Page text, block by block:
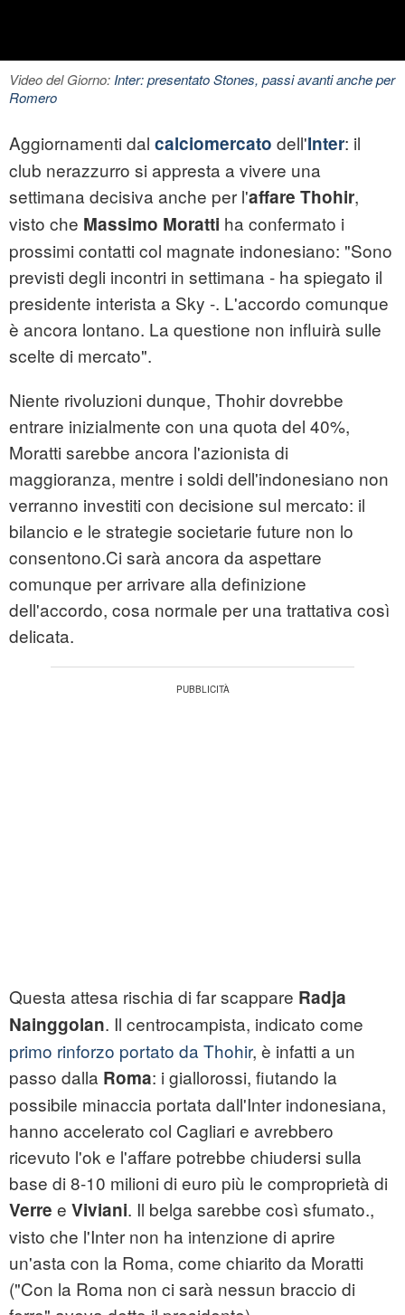
Video del Giorno: Inter: presentato Stones, passi avanti anche per
Romero
Aggiornamenti dal calciomercato dell'Inter: il
club nerazzurro si appresta a vivere una
settimana decisiva anche per l'affare Thohir,
visto che Massimo Moratti ha confermato i
prossimi contatti col magnate indonesiano: "Sono
previsti degli incontri in settimana - ha spiegato il
presidente interista a Sky -. L'accordo comunque
è ancora lontano. La questione non influirà sulle
scelte di mercato".
Niente rivoluzioni dunque, Thohir dovrebbe
entrare inizialmente con una quota del 40%,
Moratti sarebbe ancora l'azionista di
maggioranza, mentre i soldi dell'indonesiano non
verranno investiti con decisione sul mercato: il
bilancio e le strategie societarie future non lo
consentono.Ci sarà ancora da aspettare
comunque per arrivare alla definizione
dell'accordo, cosa normale per una trattativa così
delicata.
Questa attesa rischia di far scappare Radja
Nainggolan. Il centrocampista, indicato come
primo rinforzo portato da Thohir, è infatti a un
passo dalla Roma: i giallorossi, fiutando la
possibile minaccia portata dall'Inter indonesiana,
hanno accelerato col Cagliari e avrebbero
ricevuto l'ok e l'affare potrebbe chiudersi sulla
base di 8-10 milioni di euro più le comproprietà di
Verre e Viviani. Il belga sarebbe così sfumato.,
visto che l'Inter non ha intenzione di aprire
un'asta con la Roma, come chiarito da Moratti
("Con la Roma non ci sarà nessun braccio di